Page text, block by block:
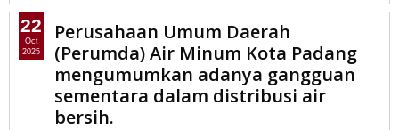
PERUMDA
Perusahaan Umum Daerah (Perumda) Air Minum Kota Padang
mengumumkan adanya gangguan sementara dalam distribusi
air bersih.
Perusahaan Umum Daerah
(Perumda) Air Minum Kota Padang
mengumumkan adanya gangguan
sementara dalam distribusi air
bersih.
22
Oct
2025